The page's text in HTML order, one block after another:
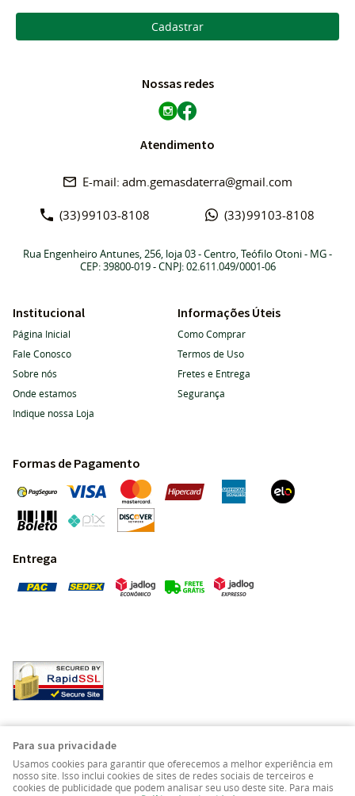
Cadastrar
Nossas redes
Atendimento
(33)99103-8108 (33)99103-8108
adm.gemasdaterra@gmail.com
Rua Engenheiro Antunes, 256, loja 03-Centro, Teófilo Otoni- MG-
CEP: 39800-019- CNPJ: 02.611.049/0001-06
Institucional
Página Inicial
Fale Conosco
Sobre nós
Onde estamos
Indique nossa Loja
Informações Úteis
Como Comprar
Termos de Uso
Fretes e Entrega
Segurança
Formas de Pagamento
Entrega
LOJA VIRTUAL CRIADA POR
Para sua privacidade
Usamos cookies para garantir que oferecemos a melhor experiência em
nosso site. Isso inclui cookies de sites de redes sociais de terceiros e
cookies de publicidade que podem analisar seu uso deste site. Para mais